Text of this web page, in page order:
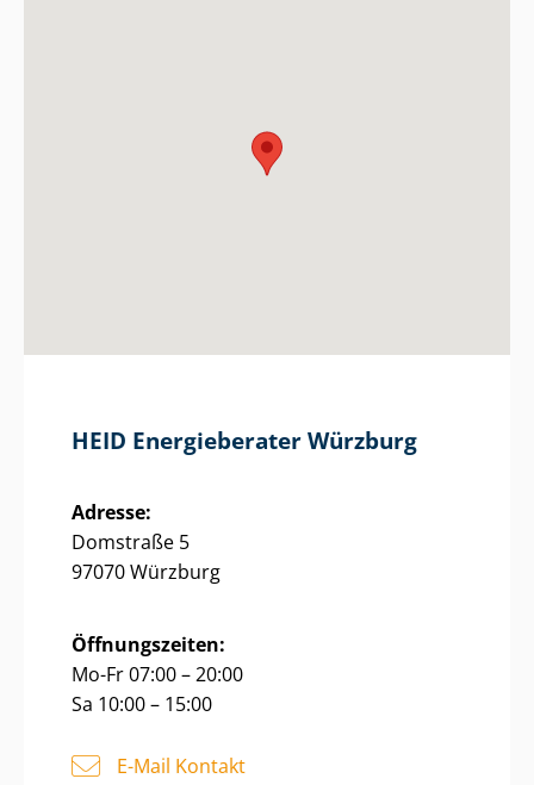
HEID Energieberater Würzburg
Adresse:
Domstraße 5
97070 Würzburg
Öffnungszeiten:
Mo-Fr 07:00 – 20:00
Sa 10:00 – 15:00
E-Mail Kontakt